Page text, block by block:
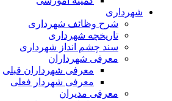
شهرداری
شرح وظائف شهرداری
تاریخچه شهرداری
سند چشم انداز شهرداری
معرفی شهرداران
معرفی شهرداران قبلی
معرفی شهردار فعلی
معرفی مدیران